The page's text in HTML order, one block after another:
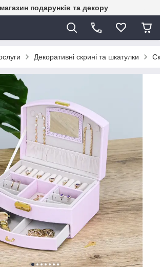
подарунків та декору
Декоративні скрині та шкатулки